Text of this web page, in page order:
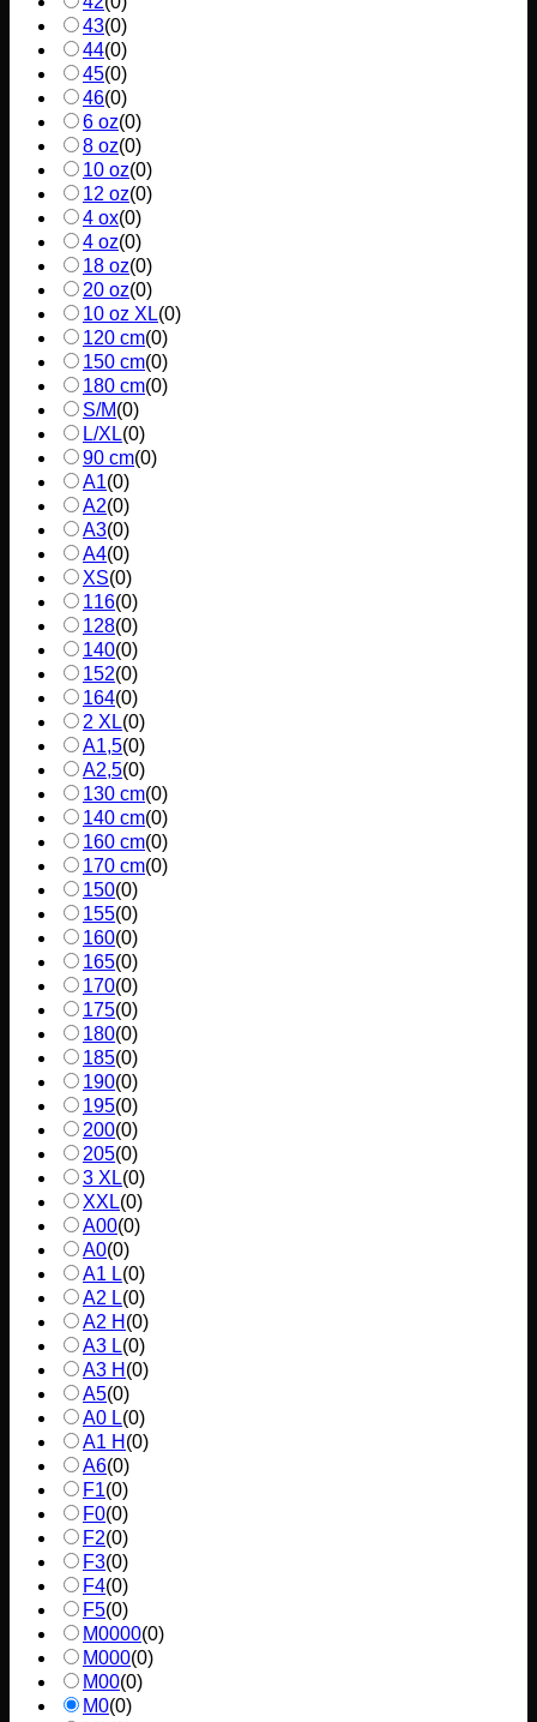
43(0)
44(0)
45(0)
46(0)
6 oz(0)
8 oz(0)
10 oz(0)
12 oz(0)
4 ox(0)
4 oz(0)
18 oz(0)
20 oz(0)
10 oz XL(0)
120 cm(0)
150 cm(0)
180 cm(0)
S/M(0)
L/XL(0)
90 cm(0)
A1(0)
A2(0)
A3(0)
A4(0)
XS(0)
116(0)
128(0)
140(0)
152(0)
164(0)
2 XL(0)
A1,5(0)
A2,5(0)
130 cm(0)
140 cm(0)
160 cm(0)
170 cm(0)
150(0)
155(0)
160(0)
165(0)
170(0)
175(0)
180(0)
185(0)
190(0)
195(0)
200(0)
205(0)
3 XL(0)
XXL(0)
A00(0)
A0(0)
A1 L(0)
A2 L(0)
A2 H (0)
A3 L(0)
A3 H (0)
A5(0)
A0 L(0)
A1 H (0)
A6(0)
F1(0)
F0(0)
F2(0)
F3(0)
F4(0)
F5(0)
M0000(0)
M000(0)
M00(0)
M0(0)